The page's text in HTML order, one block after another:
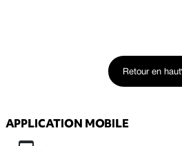
Retour en haut
APPLICATION MOBILE